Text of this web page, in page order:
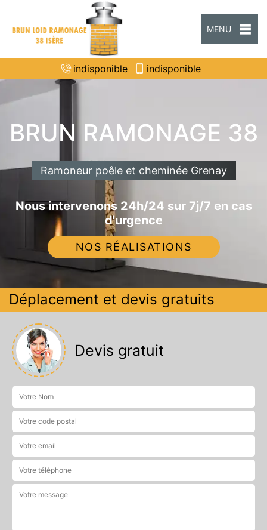
MENU
indisponible indisponible
BRUN RAMONAGE 38
Ramoneur poêle et cheminée Grenay
Nous intervenons 24h/24 sur 7j/7 en cas
d'urgence
NOS RÉALISATIONS
Déplacement et devis gratuits
Devis gratuit